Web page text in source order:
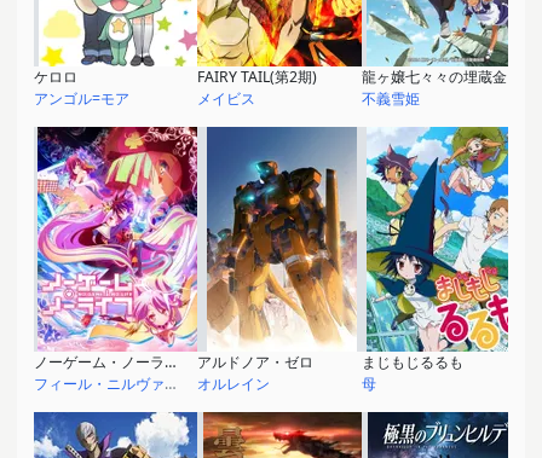
ケロロ
アンゴル=モア
FAIRY TAIL(第2期)
メイビス
龍ヶ嬢七々々の埋蔵金
不義雪姫
ノーゲーム・ノーライフ
フィール・ニルヴァレン
アルドノア・ゼロ
オルレイン
まじもじるるも
母